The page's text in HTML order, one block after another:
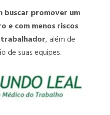
buscar promover um
e com menos riscos
, além de
de suas equipes.